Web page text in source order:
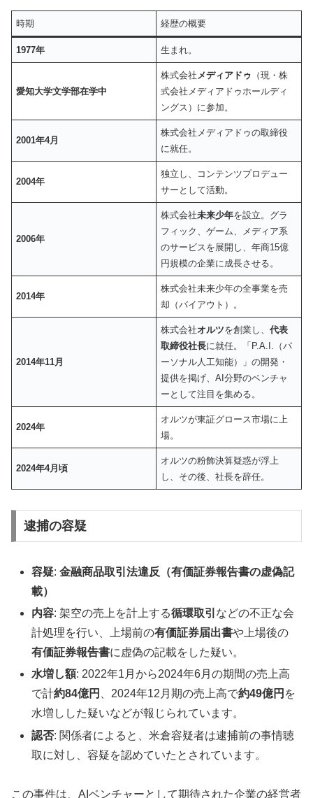
時期 経歴の概要
1977年 生まれ。
愛知大学文学部在学中
株式会社メディアドゥ
（現・株
式会社メディアドゥホールディ
ングス）に参加。
2001年4月
株式会社メディアドゥの取締役
に就任。
2004年
独立し、コンテンツプロデュー
サーとして活動。
2006年
株式会社未来少年を設立。グラ
フィック、ゲーム、メディア系
のサービスを展開し、年商15億
円規模の企業に成長させる。
2014年
株式会社未来少年の全事業を売
却（バイアウト）。
2014年11月
株式会社オルツを創業し、代表
取締役社長に就任。「P.A.I.（パ
ーソナル人工知能）」の開発・
提供を掲げ、AI分野のベンチャ
ーとして注目を集める。
2024年
オルツが東証グロース市場に上
場。
2024年4月頃
オルツの粉飾決算疑惑が浮上
し、その後、社長を辞任。
逮捕の容疑
容疑:金融商品取引法違反（有価証券報告書の虚偽記
載）
内容: 架空の売上を計上する循環取引 などの不正な会
計処理を行い、上場前の有価証券届出書や上場後の
有価証券報告書に虚偽の記載をした疑い。
水増し額: 2022年1月から2024年6月の期間の売上高
で計約84億円 、2024年12月期の売上高で約49億円 を
水増しした疑いなどが報じられています。
認否: 関係者によると、米倉容疑者は逮捕前の事情聴
取に対し、容疑を認めていたとされています。
この事件は、AIベンチャーとして期待された企業の経営者